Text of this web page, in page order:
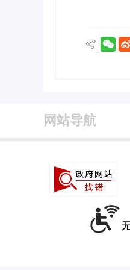
网站导航